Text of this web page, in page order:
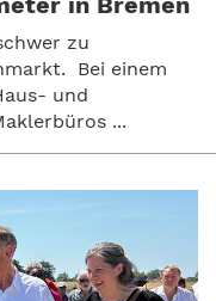
zu
Bei einem
und
...